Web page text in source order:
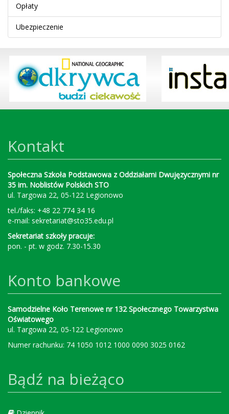
Opłaty
Ubezpieczenie
Kontakt
Społeczna Szkoła Podstawowa z Oddziałami Dwujęzycznymi nr
35 im. Noblistów Polskich STO
ul. Targowa 22, 05-122 Legionowo
tel./faks: +48 22 774 34 16
e-mail: sekretariat@sto35.edu.pl
Sekretariat szkoły pracuje:
pon. - pt. w godz. 7.30-15.30
Konto bankowe
Samodzielne Koło Terenowe nr 132 Społecznego Towarzystwa
Oświatowego
ul. Targowa 22, 05-122 Legionowo
Numer rachunku: 74 1050 1012 1000 0090 3025 0162
Bądź na bieżąco